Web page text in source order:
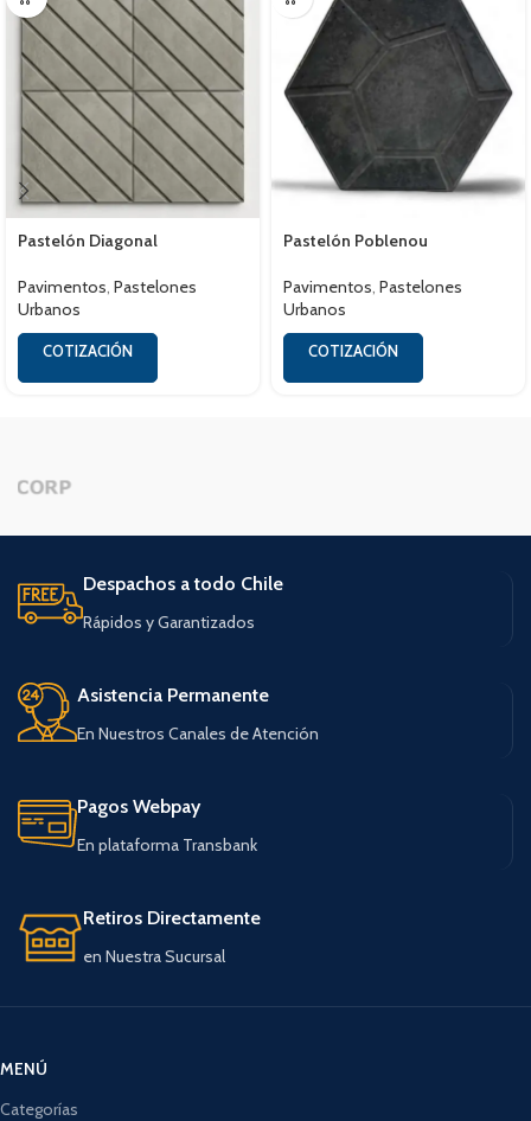
Pastelón Diagonal
Pavimentos, Pastelones
Urbanos
COTIZACIÓN
Pastelón Poblenou
Pavimentos, Pastelones
Urbanos
COTIZACIÓN
Despachos a todo Chile
Rápidos y Garantizados
Asistencia Permanente
En Nuestros Canales de Atención
Pagos Webpay
En plataforma Transbank
Retiros Directamente
en Nuestra Sucursal
MENÚ
Categorías